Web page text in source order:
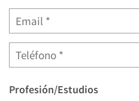
Profesión/Estudios